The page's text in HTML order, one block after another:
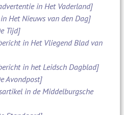
in Het Vaderland]
Het Nieuws van den Dag]
Tijd]
in Het Vliegend Blad van
in het Leidsch Dagblad]
Avondpost]
in de Middelburgsche